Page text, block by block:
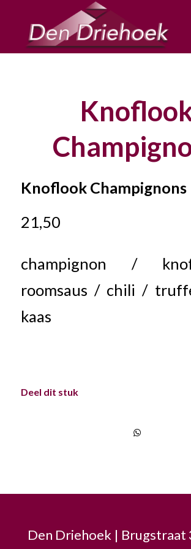
Knoflook Champignons
21,50
champignon /
roomsaus / chili /
kaas
Deel dit stuk
Den Driehoek | Brugstraat